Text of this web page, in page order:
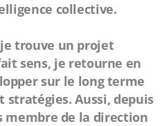
collective.
trouve un projet
sens, je retourne en
sur le long terme
stratégies. Aussi, depuis
membre de la direction